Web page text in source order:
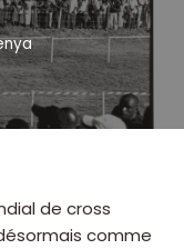
de cross
comme